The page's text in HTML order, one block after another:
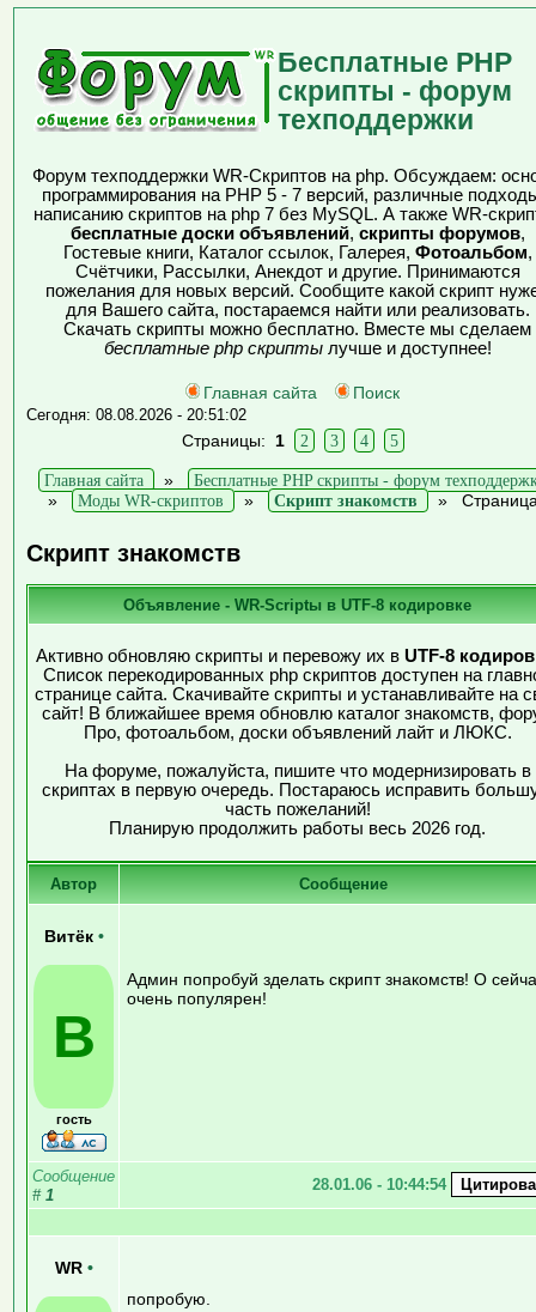
Бесплатные PHP
скрипты - форум
техподдержки
Форум техподдержки WR-Скриптов на php. Обсуждаем:
программирования на PHP 5 - 7 версий, различные
написанию скриптов на php 7 без MySQL. А также WR-
бесплатные доски объявлений, скрипты форумов,
Гостевые книги, Каталог ссылок, Галерея, Фотоальбом,
Счётчики, Рассылки, Анекдот и другие. Принимаются
пожелания для новых версий. Сообщите какой скрипт
для Вашего сайта, постараемся найти или реализовать.
Скачать скрипты можно бесплатно. Вместе мы сделаем
бесплатные php скриптылучше и доступнее!
Главная сайта Поиск
Сегодня: 08.08.2026 - 20:51:02
Страницы: 1 2 3 4 5
Главная сайта »
Бесплатные PHP скрипты - форум
»
Моды WR-скриптов » Скрипт знакомств »
Скрипт знакомств
Объявление - WR-Scriptы в UTF-8 кодировке
Активно обновляю скрипты и перевожу их в UTF-8
Список перекодированных php скриптов доступен на
странице сайта. Скачивайте скрипты и устанавливайте на
сайт! В ближайшее время обновлю каталог знакомств,
Про, фотоальбом, доски объявлений лайт и ЛЮКС.
На форуме, пожалуйста, пишите что модернизировать в
скриптах в первую очередь. Постараюсь исправить
часть пожеланий!
Планирую продолжить работы весь 2026 год.
Автор Сообщение
Витёк •
В
гость
Админ попробуй зделать скрипт знакомств! О
очень популярен!
Сообщение
# 1
28.01.06 - 10:44:54
WR •
попробую.